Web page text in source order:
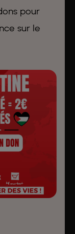
pour
sur le